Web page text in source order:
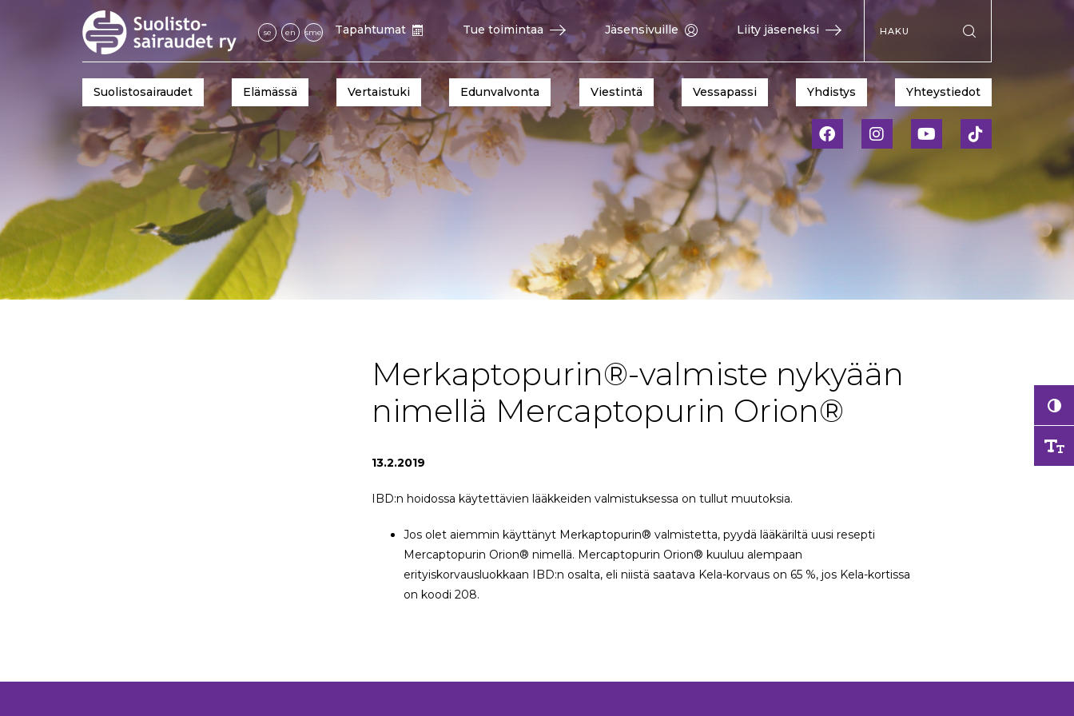
se en sme Tapahtumat Tue toimintaa Jäsensivuille Liity jäseneksi
Hae sivustolta
Suolistosairaudet Elämässä Vertaistuki Edunvalvonta Viestintä Vessapassi Yhdistys Yhteystiedot
Merkaptopurin®-valmiste nykyään
nimellä Mercaptopurin Orion®
13.2.2019
IBD:n hoidossa käytettävien lääkkeiden valmistuksessa on tullut muutoksia.
Jos olet aiemmin käyttänyt Merkaptopurin® valmistetta, pyydä lääkäriltä uusi resepti
Mercaptopurin Orion® nimellä. Mercaptopurin Orion® kuuluu alempaan
erityiskorvausluokkaan IBD:n osalta, eli niistä saatava Kela-korvaus on 65 %, jos Kela-kortissa
on koodi 208.